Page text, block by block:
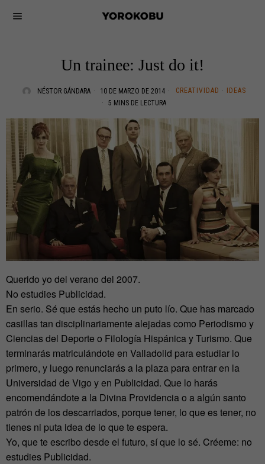
Un trainee: Just do it!
NÉSTOR GÁNDARA 10 DE MARZO DE 2014 CREATIVIDAD ·
IDEAS
5 MINS DE LECTURA
Querido yo del verano del 2007.
No estudies Publicidad.
En serio. Sé que estás hecho un puto lío. Que has marcado
casillas tan disciplinariamente alejadas como Periodismo y
Ciencias del Deporte o Filología Hispánica y Turismo. Que
terminarás matriculándote en Valladolid para estudiar lo
primero, y luego renunciarás a la plaza para entrar en la
Universidad de Vigo y en Publicidad. Que lo harás
encomendándote a la Divina Providencia o a algún santo
patrón de los descarriados, porque tener, lo que es tener, no
tienes ni puta idea de lo que te espera.
Yo, que te escribo desde el futuro, sí que lo sé. Créeme: no
estudies Publicidad.